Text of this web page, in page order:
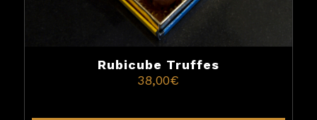
Rubicube Truffes
38,00€